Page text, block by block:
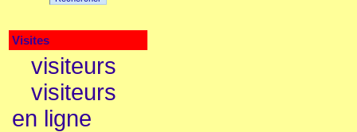
Visites
visiteurs
visiteurs
en ligne